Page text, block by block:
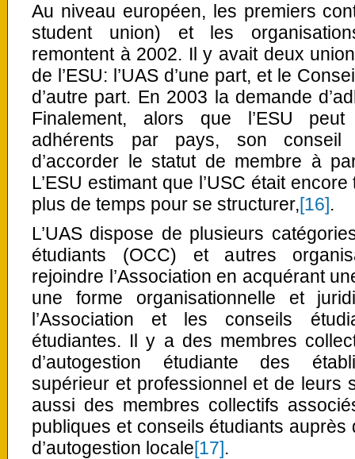
Au niveau européen, les premiers
student union) et les
remontent à 2002. Il y avait deux
de l’ESU: l’UAS d’une part, et le
d’autre part. En 2003 la demande
Finalement, alors que l’ESU
adhérents par pays, son conseil
d’accorder le statut de membre à
L’ESU estimant que l’USC était
plus de temps pour se structurer,[16].
L’UAS dispose de plusieurs
étudiants (OCC) et autres
rejoindre l’Association en acquérant
une forme organisationnelle et
l’Association et les conseils
étudiantes. Il y a des membres
d’autogestion étudiante des
supérieur et professionnel et de leurs
aussi des membres collectifs
publiques et conseils étudiants
d’autogestion locale[17].